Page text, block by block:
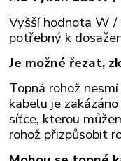
Vyšší hodnota W /
potřebný k
Je možné řezat,
Topná rohož
kabelu je
síťce, kterou
rohož přizpůsobit